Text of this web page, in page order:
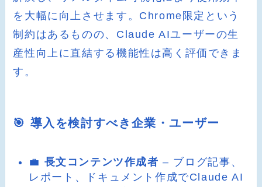
を大幅に向上させます。Chrome限定という
制約はあるものの、Claude AIユーザーの生
産性向上に直結する機能性は高く評価できま
す。
🎯 導入を検討すべき企業・ユーザー
💼 長文コンテンツ作成者 – ブログ記事、
レポート、ドキュメント作成でClaude AI